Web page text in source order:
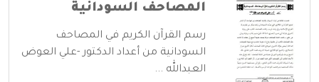
المصاحف السودانية
رسم القرآن الكريم في المصاحف
السودانية من أعداد الدكتور -علي العوض
العبدالله ...